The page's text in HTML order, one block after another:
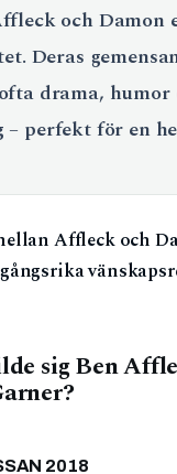
och Damon
Deras
drama, humor
– perfekt för en
Affleck och
sig Ben
2018